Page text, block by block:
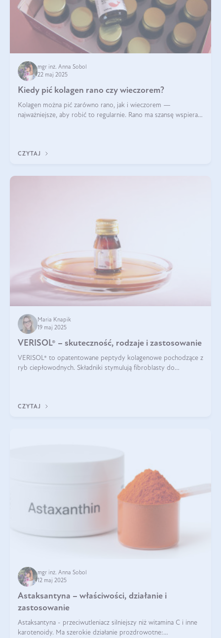
mgr inż. Anna Sobol
22 maj 2025
Kiedy pić kolagen rano czy wieczorem?
Kolagen można pić zarówno rano, jak i wieczorem —
najważniejsze, aby robić to regularnie. Rano ma szansę wspierać
CZYTAJ
Maria Knapik
19 maj 2025
VERISOL® – skuteczność, rodzaje i zastosowanie
VERISOL® to opatentowane peptydy kolagenowe pochodzące z
ryb ciepłowodnych. Składniki stymulują fibroblasty do
CZYTAJ
mgr inż. Anna Sobol
12 maj 2025
Astaksantyna – właściwości, działanie i
zastosowanie
Astaksantyna - przeciwutleniacz silniejszy niż witamina C i inne
karotenoidy. Ma szerokie działanie prozdrowotne: